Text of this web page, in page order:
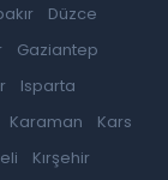
Düzce
Gaziantep
Isparta
Karaman
Kars
Kırşehir